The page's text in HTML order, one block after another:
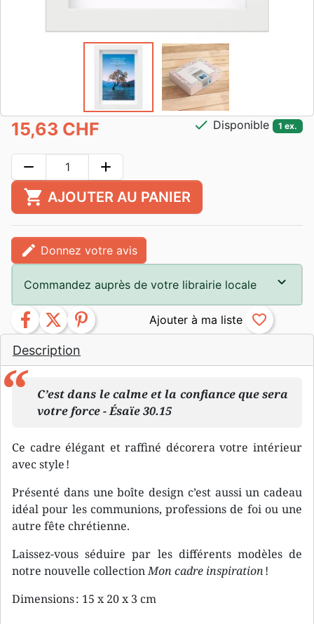
Description
C’est dans le calme et la confiance que sera
votre force - Ésaïe 30.15
Ce cadre élégant et raffiné décorera votre intérieur
avec style !
Présenté dans une boîte design c’est aussi un cadeau
idéal pour les communions, professions de foi ou une
autre fête chrétienne.
Laissez-vous séduire par les différents modèles de
notre nouvelle collectionMon cadre inspiration!
Dimensions : 15 x 20 x 3 cm
15,63 CHF check Disponible 1 ex.
remove add
shopping_cart AJOUTER AU PANIER
edit Donnez votre avis
Commandez auprès de votre librairie locale
facebook twitter pinterest favorite_border